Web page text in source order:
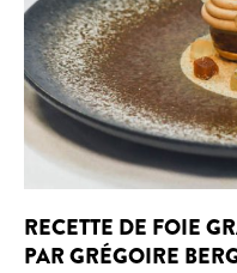
RECETTE DE FOIE
PAR GRÉGOIRE